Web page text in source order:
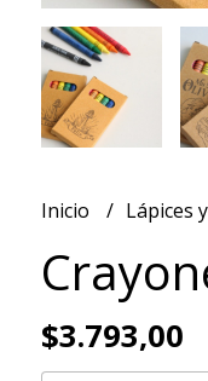
Inicio Lápices
$3.793,00